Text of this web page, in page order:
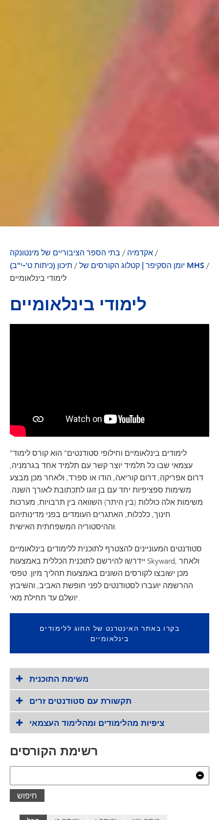
בתי הספר הציבוריים של מינטונקה / אקדמיה /
תיכון (כיתות ט'-י"ב) / יומן הסקיפר | קטלוג הקורסים של MHS /
לימודי בינלאומיים
לימודי בינלאומיים
"לימודים בינלאומיים וחילופי סטודנטים" הוא קורס לימוד
עצמאי שבו כל תלמיד יוצר קשר עם תלמיד אחד בגרמניה,
דרום אפריקה, דרום קוריאה, הודו או ספרד, ולאחר מכן מבצע
משימות ספציפיות יחד עם בן זוגו לתכתובת לאורך השנה.
משימות אלה כוללות (בין היתר) השוואה בין תרבויות, מערכות
חינוך, כלכלות, האתגרים העומדים בפני מדינותיהם
סטודנטים המעוניינים להצטרף לתוכנית ללימודים בינלאומיים
יידרשו להירשם לתוכנית הכללית באמצעות Skyward, ולאחר
מכן ישובצו לקורסים השונים באמצעות תהליך מיון. טפסי
ההרשמה יועברו לסטודנטים לפני חופשת האביב, והשיבוץ
בקרו באתר האינטרנט של החוג ללימודים
בינלאומיים
משימת התוכנית
תקשורת עם סטודנטים זרים
ציפיות מהלימודים ומהלימוד העצמאי
רשימת הקורסים
חיפוש